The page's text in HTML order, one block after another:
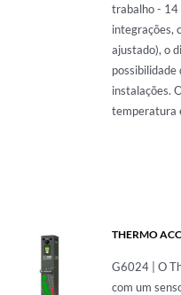
trabalho - 14
integrações,
ajustado), o
possibilidade
instalações.
temperatura
THERMO
G6024 | O
com um